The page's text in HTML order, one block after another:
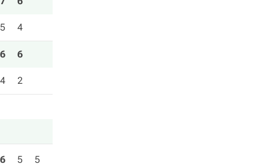
5 4
6 6
4 2
6 5 5